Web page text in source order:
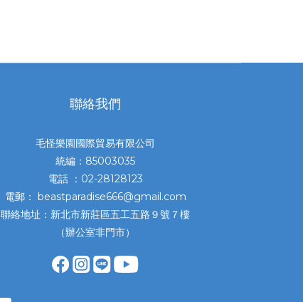
聯絡我們
毛怪樂園國際貿易有限公司
統編：85003035
電話 ：02-28128123
電郵： beastparadise666@gmail.com
聯絡地址：新北市新莊區五工五路９號７樓
（辦公室非門市）